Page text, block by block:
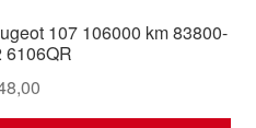
107 106000 km 83800-
6106QR